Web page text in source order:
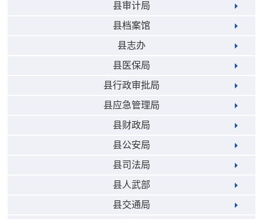
县审计局
县档案馆
县志办
县医保局
县行政审批局
县应急管理局
县财政局
县公安局
县司法局
县人武部
县交通局